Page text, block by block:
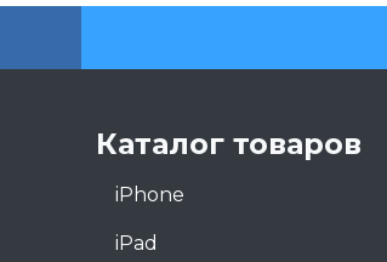
Каталог товаров
iPhone
iPad